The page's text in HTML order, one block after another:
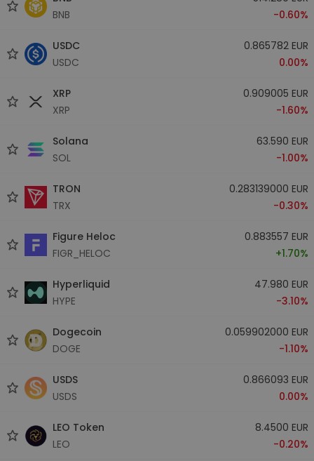
BNB
-0.60%
USDC
USDC
0.865782 EUR
0.00%
XRP
XRP
0.909005 EUR
-1.60%
Solana
SOL
63.590 EUR
-1.00%
TRON
TRX
0.283139000 EUR
-0.30%
Figure Heloc
FIGR_HELOC
0.883557 EUR
+1.70%
Hyperliquid
HYPE
47.980 EUR
-3.10%
Dogecoin
DOGE
0.059902000 EUR
-1.10%
USDS
USDS
0.866093 EUR
0.00%
LEO Token
LEO
8.4500 EUR
-0.20%